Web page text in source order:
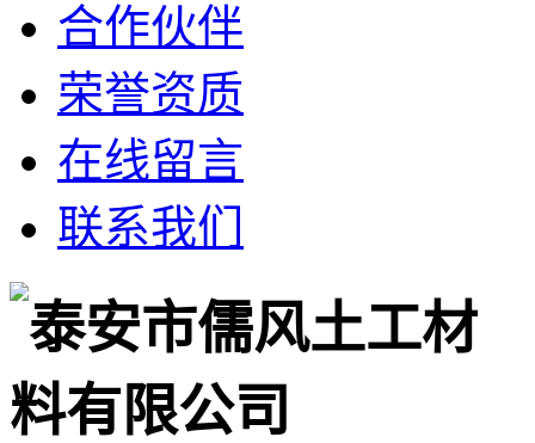
合作伙伴
荣誉资质
在线留言
联系我们